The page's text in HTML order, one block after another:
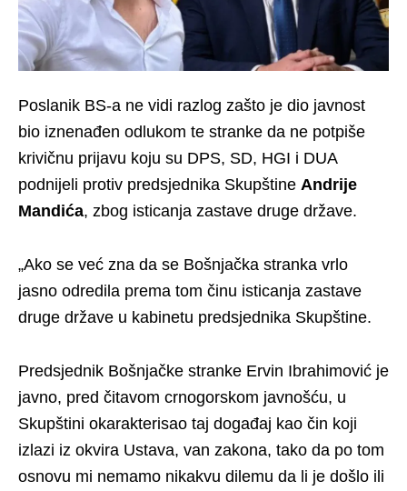
Poslanik BS-a ne vidi razlog zašto je dio javnost
bio iznenađen odlukom te stranke da ne potpiše
krivičnu prijavu koju su DPS, SD, HGI i DUA
podnijeli protiv predsjednika Skupštine Andrije
Mandića, zbog isticanja zastave druge države.
„Ako se već zna da se Bošnjačka stranka vrlo
jasno odredila prema tom činu isticanja zastave
druge države u kabinetu predsjednika Skupštine.
Predsjednik Bošnjačke stranke Ervin Ibrahimović je
javno, pred čitavom crnogorskom javnošću, u
Skupštini okarakterisao taj događaj kao čin koji
izlazi iz okvira Ustava, van zakona, tako da po tom
osnovu mi nemamo nikakvu dilemu da li je došlo ili